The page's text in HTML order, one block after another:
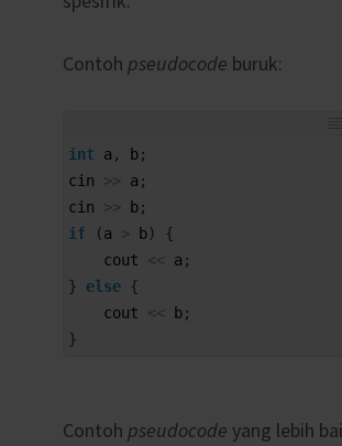
Contoh pseudocode buruk:
int a , b;
cin
>> a ;
cin
>> b;
if
(a > b)
{
cout
<< a ;
}
else
{
cout
<< b;
}
Contoh pseudocode yang lebih